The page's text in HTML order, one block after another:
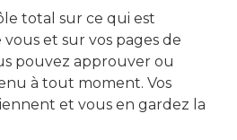
total sur ce qui est
et sur vos pages de
pouvez approuver ou
à tout moment. Vos
et vous en gardez la